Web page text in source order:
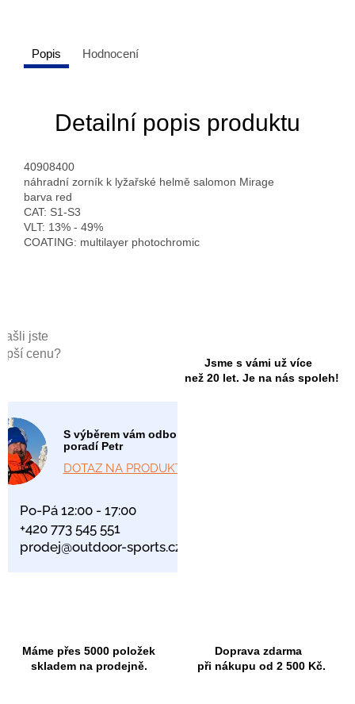
jste
cenu?
S výběrem vám odborně
poradí Petr
DOTAZ NA PRODUKT
Po-Pá 12:00 - 17:00
+420 773 545 551
prodej@outdoor-sports.cz
Jsme s vámi už více
než 20 let. Je na nás spoleh!
Máme přes 5000 položek
skladem na prodejně.
Doprava zdarma
při nákupu od 2 500 Kč.
Popis Hodnocení
Detailní popis produktu
40908400
náhradní zorník k lyžařské helmě salomon Mirage
barva red
CAT: S1-S3
VLT: 13% - 49%
COATING: multilayer photochromic